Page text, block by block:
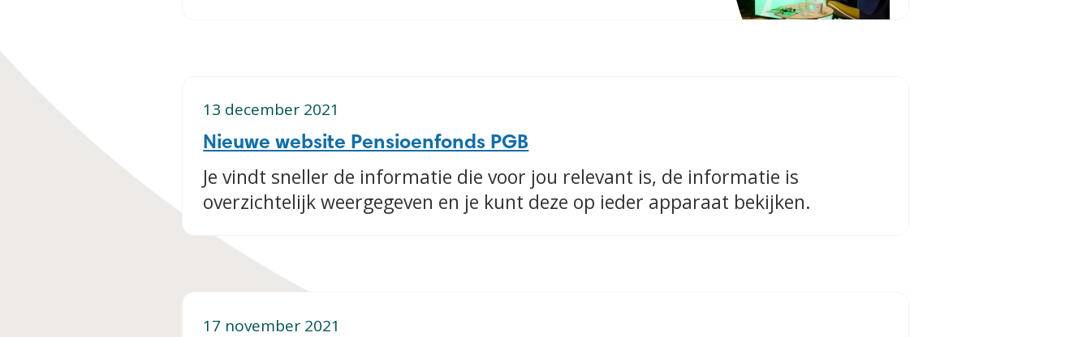
13 december 2021
Nieuwe website Pensioenfonds PGB
Je vindt sneller de informatie die voor jou relevant is, de informatie is
overzichtelijk weergegeven en je kunt deze op ieder apparaat bekijken.
17 november 2021